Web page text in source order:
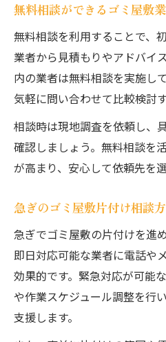
無料相談ができるゴミ屋敷
無料相談を利用することで、
業者から見積もりやアドバイ
内の業者は無料相談を実施し
気軽に問い合わせて比較検討
相談時は現地調査を依頼し、
確認しましょう。無料相談を
が高まり、安心して依頼先を選
急ぎのゴミ屋敷片付け相談
急ぎでゴミ屋敷の片付けを進
即日対応可能な業者に電話や
効果的です。緊急対応が可能
や作業スケジュール調整を行
支援します。